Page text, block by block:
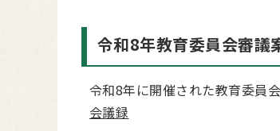
令和8年教育委員会審議
令和8年に開催された教育委員
会議録